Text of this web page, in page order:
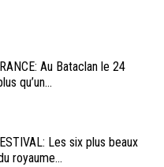
Au Bataclan le 24
qu’un...
Les six plus beaux
royaume...